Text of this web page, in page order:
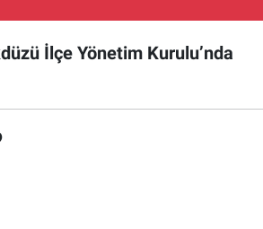
İlçe Yönetim Kurulu’nda